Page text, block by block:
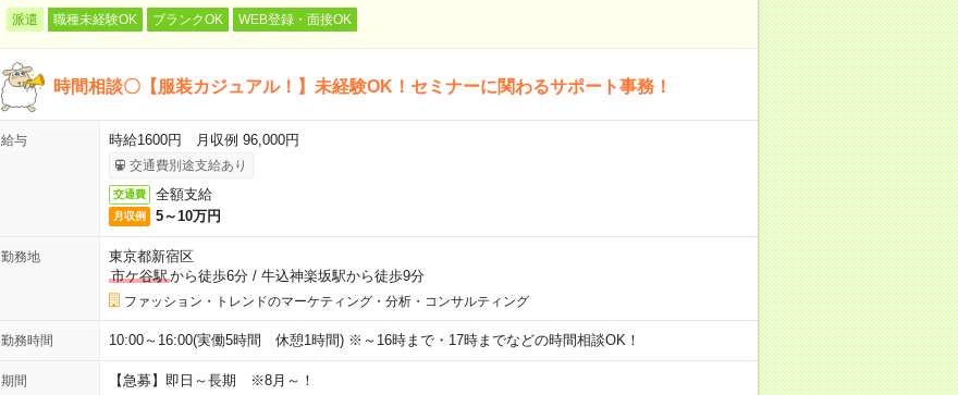
派遣 職種未経験OK ブランクOK WEB登録・面接OK
時間相談〇【服装カジュアル！】未経験OK！セミナーに関わるサポート事務！
給与 時給1600円 月収例 96,000円
交通費別途支給あり
交通費 全額支給
月収例 5～10万円
勤務地
東京都新宿区
市ケ谷駅から徒歩6分/ 牛込神楽坂駅から徒歩9分
ファッション・トレンドのマーケティング・分析・コンサルティング
勤務時間 10:00～16:00(実働5時間 休憩1時間) ※～16時まで・17時までなどの時間相談OK！
期間 【急募】即日～長期 ※8月～！